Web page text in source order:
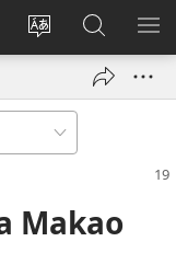
Badili
tovuti
Ingia
(opens
Tafuta
Katika
JW.ORG
Makao